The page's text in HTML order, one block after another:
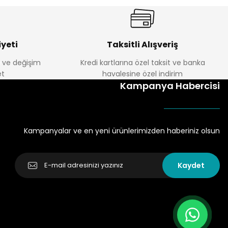
ve değişim
Taksitli Alışveriş
Kredi kartlarına özel taksit ve banka
havalesine özel indirim
Kampanya Habercisi
Kampanyalar ve en yeni ürünlerimizden haberiniz olsun
Kaydet